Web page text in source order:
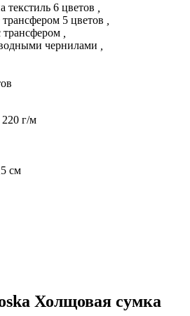
6 цветов
5 цветов
чернилами
220 г/м
см
Холщовая сумка